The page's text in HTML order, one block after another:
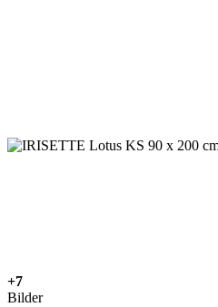
+7
Bilder